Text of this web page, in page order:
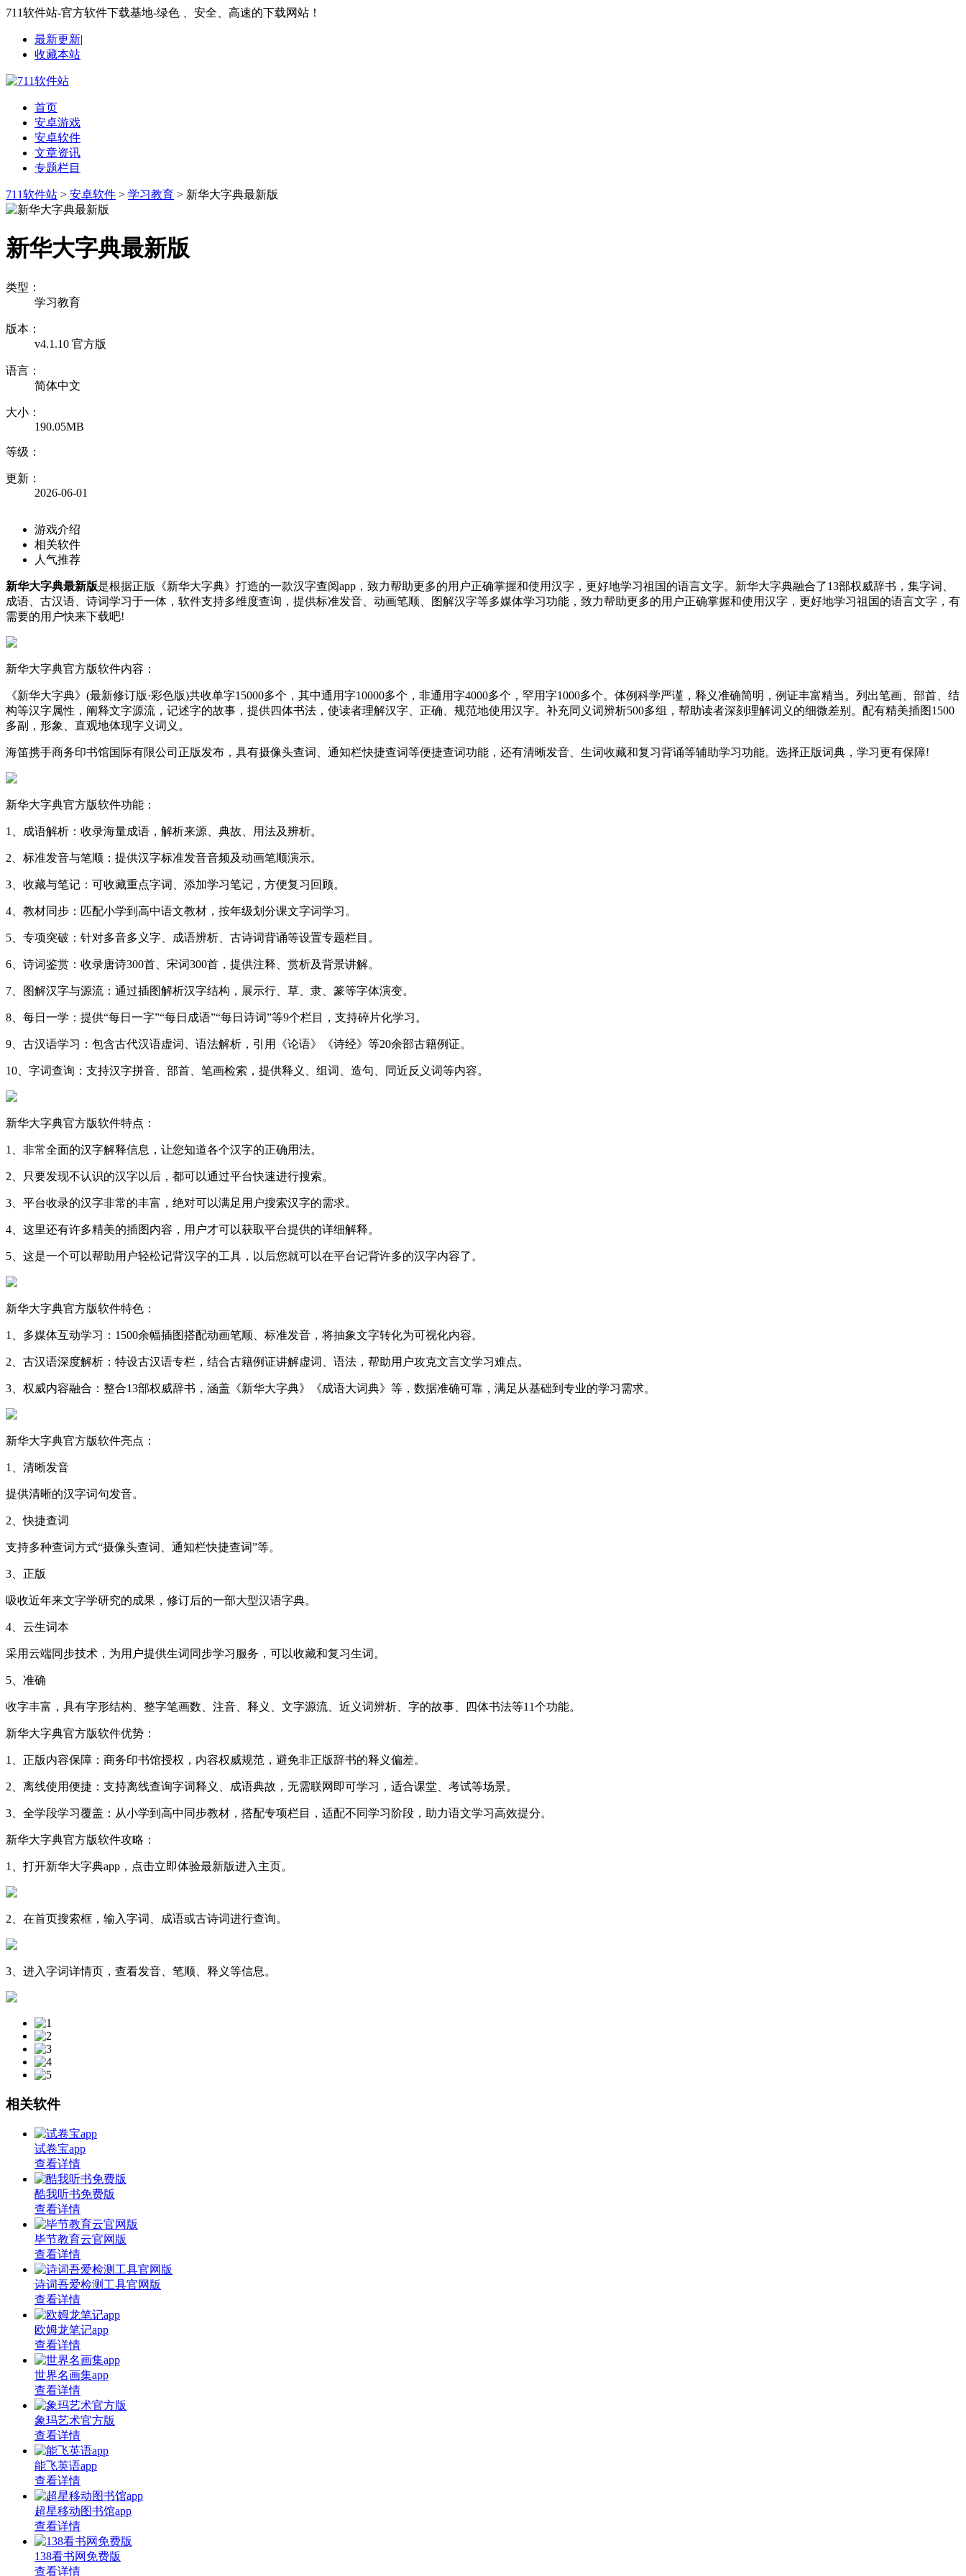
711软件站-官方软件下载基地-绿色 、安全、高速的下载网站！
最新更新|
收藏本站
首页
安卓游戏
安卓软件
文章资讯
专题栏目
711软件站 > 安卓软件 > 学习教育 > 新华大字典最新版
新华大字典最新版
类型：
学习教育
版本：
v4.1.10 官方版
语言：
简体中文
大小：
190.05MB
等级：
更新：
2026-06-01
游戏介绍
相关软件
人气推荐
新华大字典最新版是根据正版《新华大字典》打造的一款汉字查阅app，致力帮助更多的用户正确掌握和使用汉字，更好地学习祖国的语言文字。新华大字典融合了13部权威辞书，集字词、
成语、古汉语、诗词学习于一体，软件支持多维度查询，提供标准发音、动画笔顺、图解汉字等多媒体学习功能，致力帮助更多的用户正确掌握和使用汉字，更好地学习祖国的语言文字，有
需要的用户快来下载吧!
新华大字典官方版软件内容：
《新华大字典》(最新修订版·彩色版)共收单字15000多个，其中通用字10000多个，非通用字4000多个，罕用字1000多个。体例科学严谨，释义准确简明，例证丰富精当。列出笔画、部首、结
构等汉字属性，阐释文字源流，记述字的故事，提供四体书法，使读者理解汉字、正确、规范地使用汉字。补充同义词辨析500多组，帮助读者深刻理解词义的细微差别。配有精美插图1500
多副，形象、直观地体现字义词义。
海笛携手商务印书馆国际有限公司正版发布，具有摄像头查词、通知栏快捷查词等便捷查词功能，还有清晰发音、生词收藏和复习背诵等辅助学习功能。选择正版词典，学习更有保障!
新华大字典官方版软件功能：
1、成语解析：收录海量成语，解析来源、典故、用法及辨析。
2、标准发音与笔顺：提供汉字标准发音音频及动画笔顺演示。
3、收藏与笔记：可收藏重点字词、添加学习笔记，方便复习回顾。
4、教材同步：匹配小学到高中语文教材，按年级划分课文字词学习。
5、专项突破：针对多音多义字、成语辨析、古诗词背诵等设置专题栏目。
6、诗词鉴赏：收录唐诗300首、宋词300首，提供注释、赏析及背景讲解。
7、图解汉字与源流：通过插图解析汉字结构，展示行、草、隶、篆等字体演变。
8、每日一学：提供“每日一字”“每日成语”“每日诗词”等9个栏目，支持碎片化学习。
9、古汉语学习：包含古代汉语虚词、语法解析，引用《论语》《诗经》等20余部古籍例证。
10、字词查询：支持汉字拼音、部首、笔画检索，提供释义、组词、造句、同近反义词等内容。
新华大字典官方版软件特点：
1、非常全面的汉字解释信息，让您知道各个汉字的正确用法。
2、只要发现不认识的汉字以后，都可以通过平台快速进行搜索。
3、平台收录的汉字非常的丰富，绝对可以满足用户搜索汉字的需求。
4、这里还有许多精美的插图内容，用户才可以获取平台提供的详细解释。
5、这是一个可以帮助用户轻松记背汉字的工具，以后您就可以在平台记背许多的汉字内容了。
新华大字典官方版软件特色：
1、多媒体互动学习：1500余幅插图搭配动画笔顺、标准发音，将抽象文字转化为可视化内容。
2、古汉语深度解析：特设古汉语专栏，结合古籍例证讲解虚词、语法，帮助用户攻克文言文学习难点。
3、权威内容融合：整合13部权威辞书，涵盖《新华大字典》《成语大词典》等，数据准确可靠，满足从基础到专业的学习需求。
新华大字典官方版软件亮点：
1、清晰发音
提供清晰的汉字词句发音。
2、快捷查词
支持多种查词方式“摄像头查词、通知栏快捷查词”等。
3、正版
吸收近年来文字学研究的成果，修订后的一部大型汉语字典。
4、云生词本
采用云端同步技术，为用户提供生词同步学习服务，可以收藏和复习生词。
5、准确
收字丰富，具有字形结构、整字笔画数、注音、释义、文字源流、近义词辨析、字的故事、四体书法等11个功能。
新华大字典官方版软件优势：
1、正版内容保障：商务印书馆授权，内容权威规范，避免非正版辞书的释义偏差。
2、离线使用便捷：支持离线查询字词释义、成语典故，无需联网即可学习，适合课堂、考试等场景。
3、全学段学习覆盖：从小学到高中同步教材，搭配专项栏目，适配不同学习阶段，助力语文学习高效提分。
新华大字典官方版软件攻略：
1、打开新华大字典app，点击立即体验最新版进入主页。
2、在首页搜索框，输入字词、成语或古诗词进行查询。
3、进入字词详情页，查看发音、笔顺、释义等信息。
相关软件
试卷宝app
查看详情
酷我听书免费版
查看详情
毕节教育云官网版
查看详情
诗词吾爱检测工具官网版
查看详情
欧姆龙笔记app
查看详情
世界名画集app
查看详情
象玛艺术官方版
查看详情
能飞英语app
查看详情
超星移动图书馆app
查看详情
138看书网免费版
查看详情